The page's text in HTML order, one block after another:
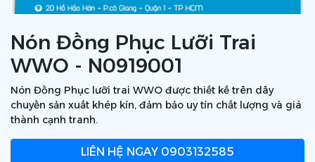
Nón Đồng Phục Lưỡi Trai
WWO - N0919001
Nón Đồng Phục lưỡi trai WWO được thiết kế trên dây
chuyền sản xuất khép kín, đảm bảo uy tín chất lượng và giá
thành cạnh tranh.
LIÊN HỆ NGAY 0903132585